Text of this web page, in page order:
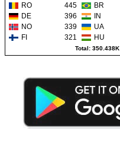
RO
445 BR
DE
396 IN
NO
339 UA
FI
321 HU
Total: 350.438K